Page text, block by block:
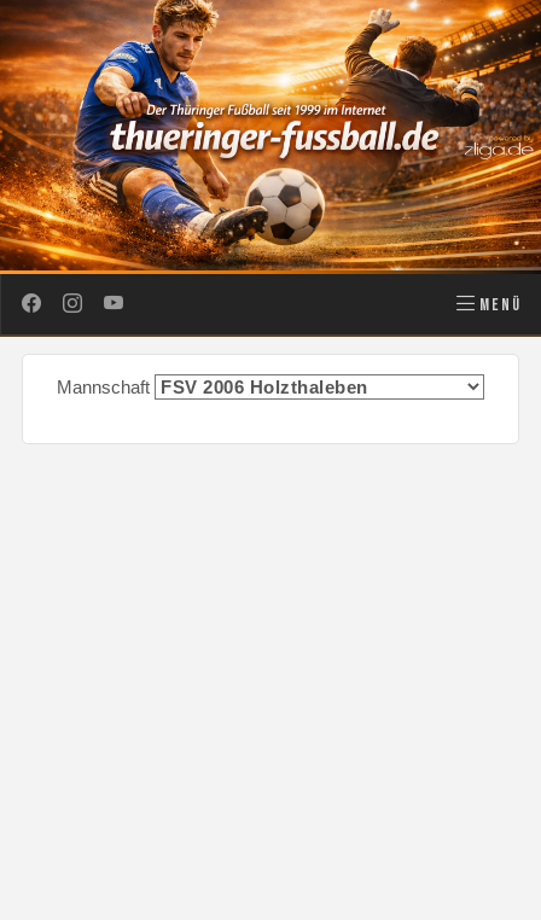
MENÜ
Mannschaft